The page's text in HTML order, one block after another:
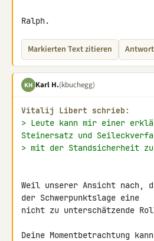
Ralph.
Markierten Text zitieren Antwort
KH Karl H.(kbuchegg)
Vitalij Libert schrieb:
> Leute kann mir einer
Steinersatz und
> mit der Standsicherheit
Weil unserer Ansicht nach,
der Schwerpunktslage eine
nicht zu unterschätzende
Deine Momentbetrachtung